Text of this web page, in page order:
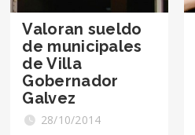
Valoran sueldo
de municipales
de Villa
Gobernador
Galvez
28/10/2014